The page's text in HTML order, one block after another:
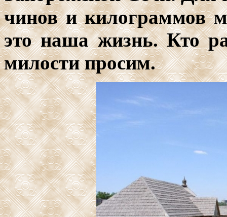
чинов и килограммов
это наша жизнь. Кто
милости просим.